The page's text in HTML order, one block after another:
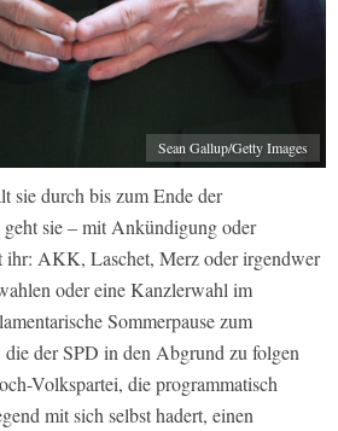
Sean Gallup/Getty Images
sie durch bis zum Ende der
sie – mit Ankündigung oder
ihr: AKK, Laschet, Merz oder irgendwer
oder eine Kanzlerwahl im
Sommerpause zum
der SPD in den Abgrund zu folgen
Volkspartei, die programmatisch
mit sich selbst hadert, einen